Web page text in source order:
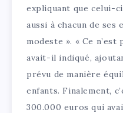
expliquant que celui-
aussi à chacun de
modeste ». « Ce n’est
avait-il indiqué,
prévu de manière
enfants. Finalement,
300.000 euros qui